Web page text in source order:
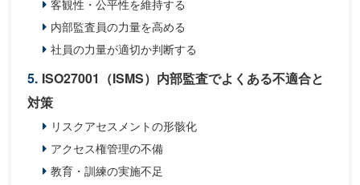
客観性・公平性を維持する
内部監査員の力量を高める
社員の力量が適切か判断する
ISO27001（ISMS）内部監査でよくある不適合と
対策
リスクアセスメントの形骸化
アクセス権管理の不備
教育・訓練の実施不足